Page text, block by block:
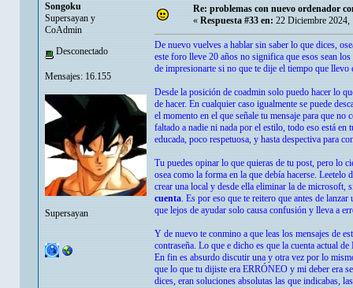
Songoku
Supersayan y
CoAdmin
Desconectado
Mensajes: 16.155
Supersayan
Re: problemas con nuevo ordenador
« Respuesta #33 en: 22 Diciembre 2024,
De nuevo vuelves a hablar sin saber lo que dices,
este foro lleve 20 años no significa que esos sean
de impresionarte si no que te dije el tiempo que llevo
Desde la posición de coadmin solo puedo hacer lo
de hacer. En cualquier caso igualmente se puede
el momento en el que señale tu mensaje para que
faltado a nadie ni nada por el estilo, todo eso está
educada, poco respetuosa, y hasta despectiva para
Tu puedes opinar lo que quieras de tu post, pero lo
osea como la forma en la que debía hacerse.
crear una local y desde ella eliminar la de microsoft,
cuenta. Es por eso que te reitero que antes de
que lejos de ayudar solo causa confusión y lleva a
Y de nuevo te conmino a que leas los mensajes de
contraseña. Lo que e dicho es que la cuenta actual
En fin es absurdo discutir una y otra vez por lo
que lo que tu dijiste era ERRÓNEO y mi deber era
dices, eran soluciones absolutas las que indicabas,